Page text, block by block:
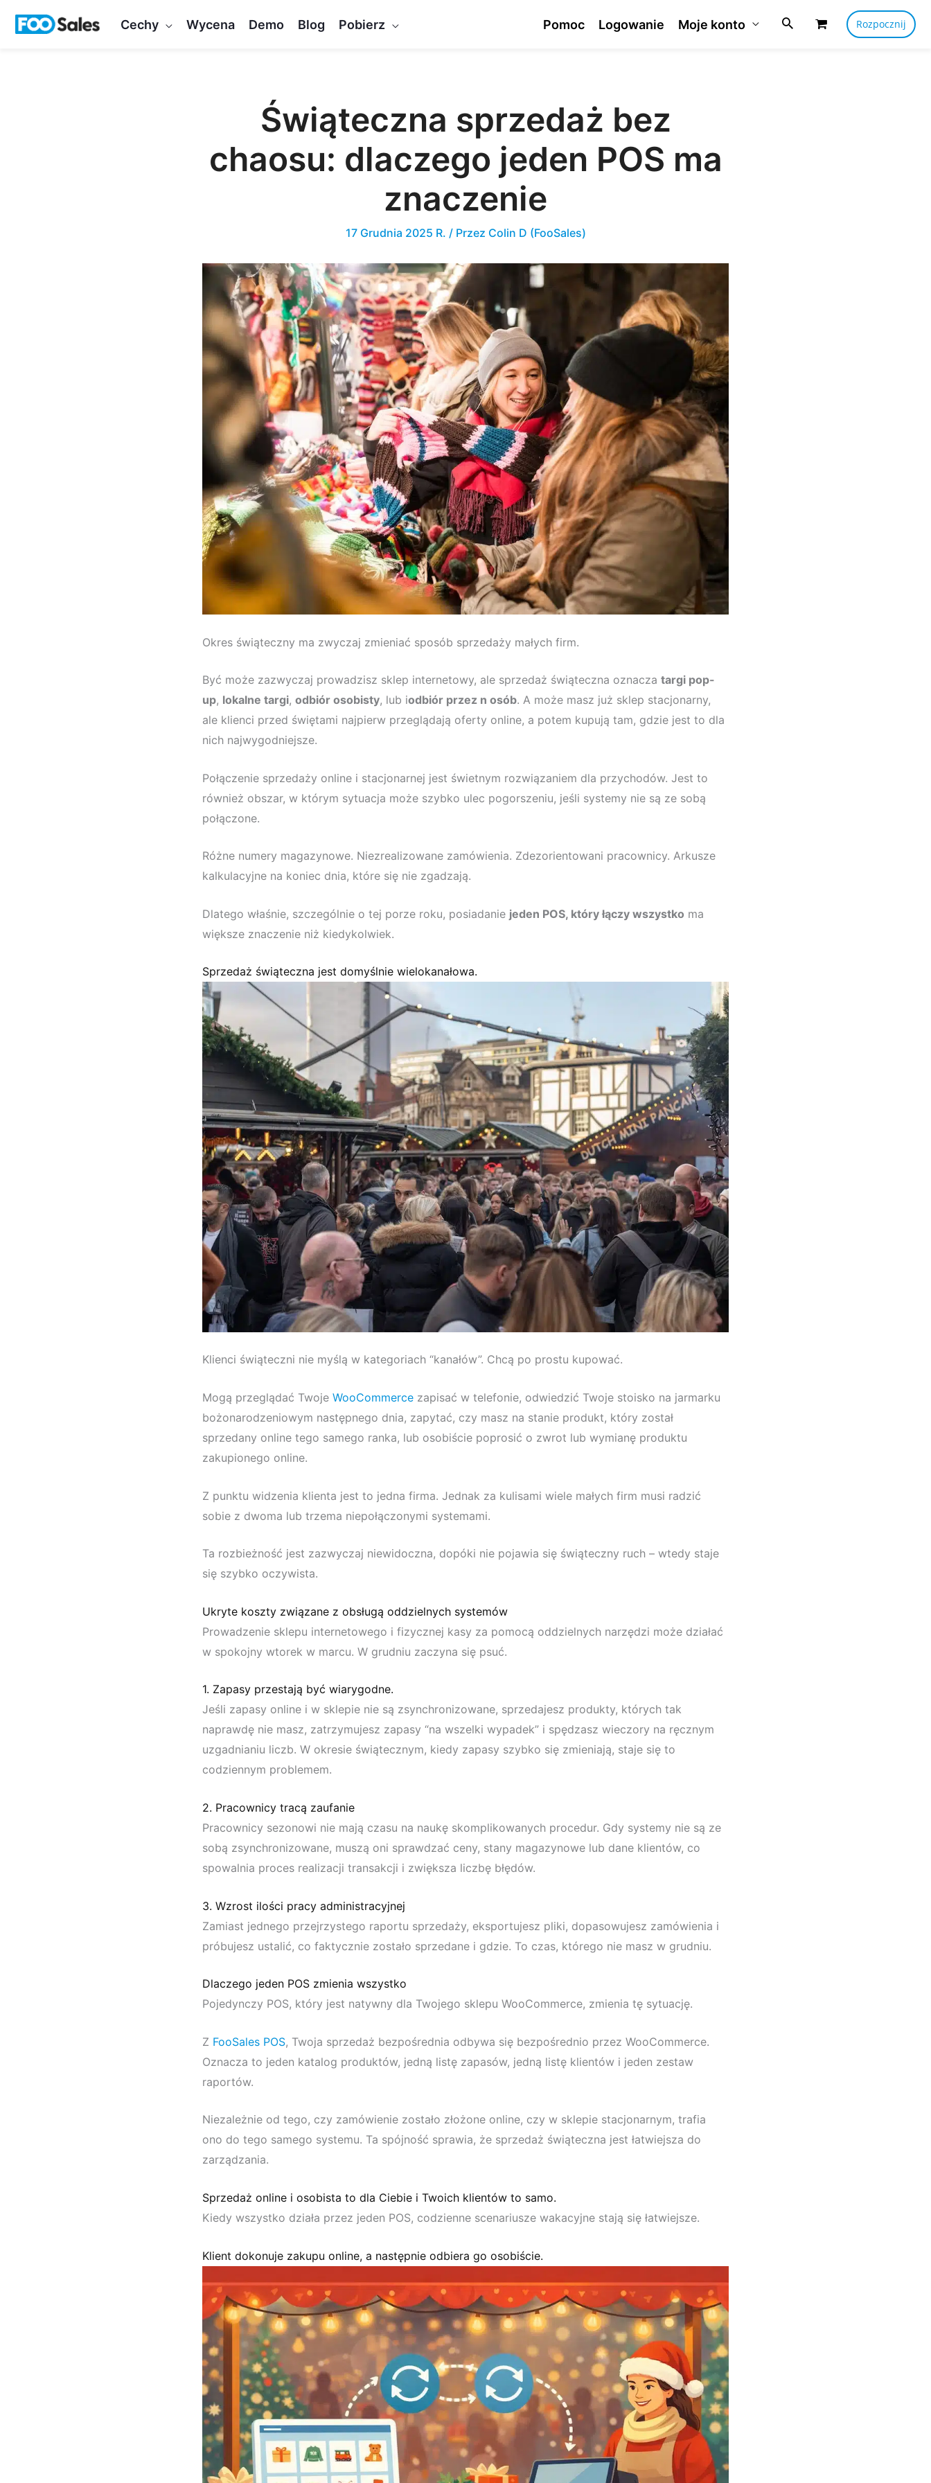
Cechy Wycena Demo Blog Pobierz Pomoc Logowanie Moje konto Rozpocznij
Świąteczna sprzedaż bez
chaosu: dlaczego jeden POS ma
znaczenie
17 Grudnia 2025 R. / Przez Colin D (FooSales)
Okres świąteczny ma zwyczaj zmieniać sposób sprzedaży małych firm.
Być może zazwyczaj prowadzisz sklep internetowy, ale sprzedaż świąteczna oznacza targi pop-
up, lokalne targi, odbiór osobisty, lub iodbiór przez n osób. A może masz już sklep stacjonarny,
ale klienci przed świętami najpierw przeglądają oferty online, a potem kupują tam, gdzie jest to dla
nich najwygodniejsze.
Połączenie sprzedaży online i stacjonarnej jest świetnym rozwiązaniem dla przychodów. Jest to
również obszar, w którym sytuacja może szybko ulec pogorszeniu, jeśli systemy nie są ze sobą
połączone.
Różne numery magazynowe. Niezrealizowane zamówienia. Zdezorientowani pracownicy. Arkusze
kalkulacyjne na koniec dnia, które się nie zgadzają.
Dlatego właśnie, szczególnie o tej porze roku, posiadanie jeden POS, który łączy wszystko ma
większe znaczenie niż kiedykolwiek.
Sprzedaż świąteczna jest domyślnie wielokanałowa.
Klienci świąteczni nie myślą w kategoriach “kanałów”. Chcą po prostu kupować.
Mogą przeglądać Twoje WooCommerce zapisać w telefonie, odwiedzić Twoje stoisko na jarmarku
bożonarodzeniowym następnego dnia, zapytać, czy masz na stanie produkt, który został
sprzedany online tego samego ranka, lub osobiście poprosić o zwrot lub wymianę produktu
zakupionego online.
Z punktu widzenia klienta jest to jedna firma. Jednak za kulisami wiele małych firm musi radzić
sobie z dwoma lub trzema niepołączonymi systemami.
Ta rozbieżność jest zazwyczaj niewidoczna, dopóki nie pojawia się świąteczny ruch – wtedy staje
się szybko oczywista.
Ukryte koszty związane z obsługą oddzielnych systemów
Prowadzenie sklepu internetowego i fizycznej kasy za pomocą oddzielnych narzędzi może działać
w spokojny wtorek w marcu. W grudniu zaczyna się psuć.
1. Zapasy przestają być wiarygodne.
Jeśli zapasy online i w sklepie nie są zsynchronizowane, sprzedajesz produkty, których tak
naprawdę nie masz, zatrzymujesz zapasy “na wszelki wypadek” i spędzasz wieczory na ręcznym
uzgadnianiu liczb. W okresie świątecznym, kiedy zapasy szybko się zmieniają, staje się to
codziennym problemem.
2. Pracownicy tracą zaufanie
Pracownicy sezonowi nie mają czasu na naukę skomplikowanych procedur. Gdy systemy nie są ze
sobą zsynchronizowane, muszą oni sprawdzać ceny, stany magazynowe lub dane klientów, co
spowalnia proces realizacji transakcji i zwiększa liczbę błędów.
3. Wzrost ilości pracy administracyjnej
Zamiast jednego przejrzystego raportu sprzedaży, eksportujesz pliki, dopasowujesz zamówienia i
próbujesz ustalić, co faktycznie zostało sprzedane i gdzie. To czas, którego nie masz w grudniu.
Dlaczego jeden POS zmienia wszystko
Pojedynczy POS, który jest natywny dla Twojego sklepu WooCommerce, zmienia tę sytuację.
Z FooSales POS, Twoja sprzedaż bezpośrednia odbywa się bezpośrednio przez WooCommerce.
Oznacza to jeden katalog produktów, jedną listę zapasów, jedną listę klientów i jeden zestaw
raportów.
Niezależnie od tego, czy zamówienie zostało złożone online, czy w sklepie stacjonarnym, trafia
ono do tego samego systemu. Ta spójność sprawia, że sprzedaż świąteczna jest łatwiejsza do
zarządzania.
Sprzedaż online i osobista to dla Ciebie i Twoich klientów to samo.
Kiedy wszystko działa przez jeden POS, codzienne scenariusze wakacyjne stają się łatwiejsze.
Klient dokonuje zakupu online, a następnie odbiera go osobiście.